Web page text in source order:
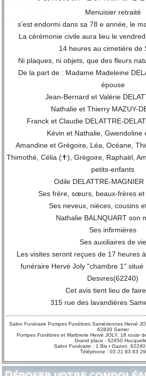
Menuisier retraité
s’est endormi dans sa 78 e année, le
La cérémonie civile aura lieu le
14 heures au cimetière de
Ni plaques, ni objets, que des fleurs
De la part de : Madame Madeleine
épouse
Jean-Bernard et Valérie
Nathalie et Thierry MAZUY-
Franck et Claudie DELATTRE-
Kévin et Nathalie, Gwendoline
Amandine et Grégoire, Léa, Océane,
Thimothé, Célia (✝), Grégoire, Raphaël,
petits-enfants
Odile DELATTRE-
Ses frère, sœurs, beaux-frères
Ses neveux, nièces, cousins
Nathalie BALNQUART son
Ses infirmières
Ses auxiliaires de vie
Les visites seront reçues de 17 heures
funéraire Hervé Joly "chambre 1" situé
Desvres(62240)
Cet avis tient lieu de
315 rue des lavandières
Salon Funéraire Pompes Funèbres Samériennes Hervé
62830 Samer
Pompes Funèbres et Marbrerie Hervé JOLY, 18 route
Grand place - 62650
Salon Funéraire : 1 Bis r Gazon,
Téléphone : 03 21 83 83 29